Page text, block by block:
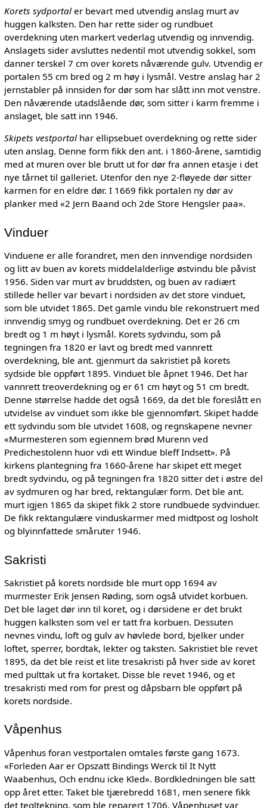
Korets sydportaler bevart med utvendig anslag murt av
huggen kalksten. Den har rette sider og rundbuet
overdekning uten markert vederlag utvendig og innvendig.
Anslagets sider avsluttes nedentil mot utvendig sokkel, som
danner terskel 7 cm over korets nåværende gulv. Utvendig er
portalen 55 cm bred og 2 m høy i lysmål. Vestre anslag har 2
jernstabler på innsiden for dør som har slått inn mot venstre.
Den nåværende utadslående dør, som sitter i karm fremme i
anslaget, ble satt inn 1946.
Skipets vestportalhar ellipsebuet overdekning og rette sider
uten anslag. Denne form fikk den ant. i 1860-årene, samtidig
med at muren over ble brutt ut for dør fra annen etasje i det
nye tårnet til galleriet. Utenfor den nye 2-fløyede dør sitter
karmen for en eldre dør. I 1669 fikk portalen ny dør av
planker med «2 Jern Baand och 2de Store Hengsler paa».
Vinduer
Vinduene er alle forandret, men den innvendige nordsiden
og litt av buen av korets middelalderlige østvindu ble påvist
1956. Siden var murt av bruddsten, og buen av radiært
stillede heller var bevart i nordsiden av det store vinduet,
som ble utvidet 1865. Det gamle vindu ble rekonstruert med
innvendig smyg og rundbuet overdekning. Det er 26 cm
bredt og 1 m høyt i lysmål. Korets sydvindu, som på
tegningen fra 1820 er lavt og bredt med vannrett
overdekning, ble ant. gjenmurt da sakristiet på korets
sydside ble oppført 1895. Vinduet ble åpnet 1946. Det har
vannrett treoverdekning og er 61 cm høyt og 51 cm bredt.
Denne størrelse hadde det også 1669, da det ble foreslått en
utvidelse av vinduet som ikke ble gjennomført. Skipet hadde
ett sydvindu som ble utvidet 1608, og regnskapene nevner
«Murmesteren som egiennem brød Murenn ved
Predichestolenn huor vdi ett Windue bleff Indsett». På
kirkens plantegning fra 1660-årene har skipet ett meget
bredt sydvindu, og på tegningen fra 1820 sitter det i østre del
av sydmuren og har bred, rektangulær form. Det ble ant.
murt igjen 1865 da skipet fikk 2 store rundbuede sydvinduer.
De fikk rektangulære vinduskarmer med midtpost og losholt
og blyinnfattede småruter 1946.
Sakristi
Sakristiet på korets nordside ble murt opp 1694 av
murmester Erik Jensen Røding, som også utvidet korbuen.
Det ble laget dør inn til koret, og i dørsidene er det brukt
huggen kalksten som vel er tatt fra korbuen. Dessuten
nevnes vindu, loft og gulv av høvlede bord, bjelker under
loftet, sperrer, bordtak, lekter og taksten. Sakristiet ble revet
1895, da det ble reist et lite tresakristi på hver side av koret
med pulttak ut fra kortaket. Disse ble revet 1946, og et
tresakristi med rom for prest og dåpsbarn ble oppført på
korets nordside.
Våpenhus
Våpenhus foran vestportalen omtales første gang 1673.
«Forleden Aar er Opszatt Bindings Werck til It Nytt
Waabenhus, Och endnu icke Kled». Bordkledningen ble satt
opp året etter. Taket ble tjærebredd 1681, men senere fikk
det tegltekning, som ble reparert 1706. Våpenhuset var